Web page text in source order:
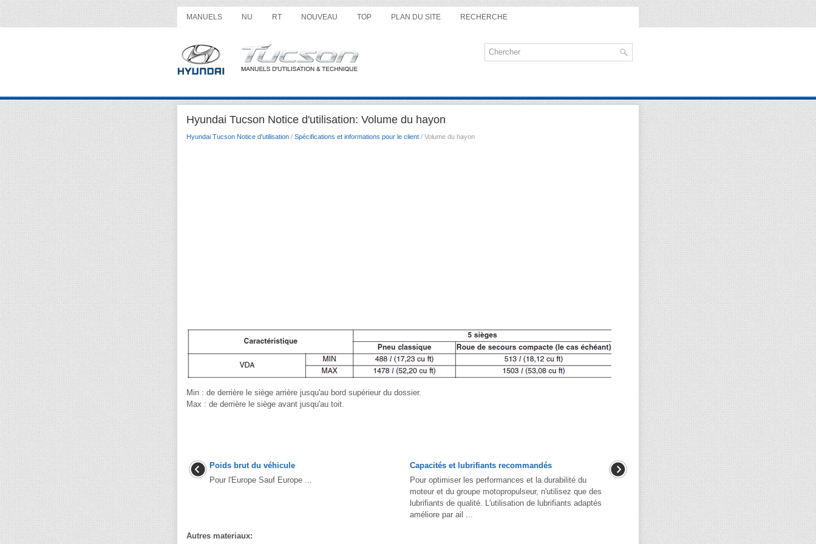
MANUELS NU RT NOUVEAU TOP PLAN DU SITE RECHERCHE
Hyundai Tucson Notice d'utilisation: Volume du hayon
Hyundai Tucson Notice d'utilisation / Spécifications et informations pour le client / Volume du hayon
Min : de derrière le siège arrière jusqu'au bord supérieur du dossier.
Max : de derrière le siège avant jusqu'au toit.
Poids brut du véhicule
Pour l'Europe Sauf Europe ...
Capacités et lubrifiants recommandés
Pour optimiser les performances et la durabilité du
moteur et du groupe motopropulseur, n'utilisez que des
lubrifiants de qualité. L'utilisation de lubrifiants adaptés
améliore par ail ...
Autres materiaux: